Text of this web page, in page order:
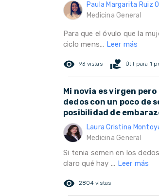
Paula Margarita Ruiz
Medicina General
Para que el óvulo que la
ciclo mens... Leer más
remove_red_eye 93 vistas volunteer_activism Útil para 1
Mi novia es virgen
dedos con un poco de
posibilidad de
Laura Cristina
Medicina General
Si tenia semen en los
claro qué hay ... Leer más
remove_red_eye 2804 vistas